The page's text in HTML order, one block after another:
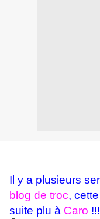
Il y a plusieurs
blog de troc,
suite plu à Caro